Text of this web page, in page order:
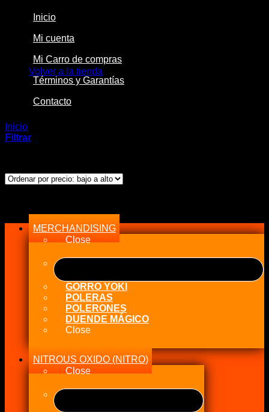
Volver a la tienda
Inicio
Mi cuenta
Mi Carro de compras
Términos y Garantías
Contacto
Inicio
Filtrar
precio:
MERCHANDISING
Close
GORRO YOKI
POLERAS
POLERONES
DUENDE MÁGICO
Close
NITROUS OXIDO (NITRO)
Close